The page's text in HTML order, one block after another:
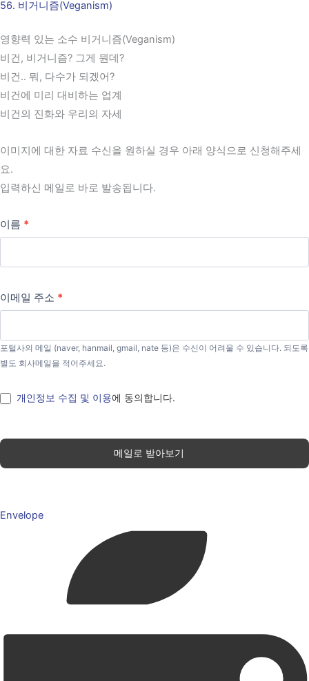
콘
츠
로
건
너
뛰
56. 비거니즘(Veganism)
영향력 있는 소수 비거니즘(Veganism)
비건, 비거니즘? 그게 뭔데?
비건.. 뭐, 다수가 되겠어?
비건에 미리 대비하는 업계
비건의 진화와 우리의 자세
이미지에 대한 자료 수신을 원하실 경우 아래 양식으로 신청해주세
요.
입력하신 메일로 바로 발송됩니다.
이름 *
이메일 주소 *
포털사의 메일 (naver, hanmail, gmail, nate 등)은 수신이 어려울 수 있습니다. 되도록
별도 회사메일을 적어주세요.
개인정보 수집 및 이용에 동의합니다.
메일로 받아보기
Envelope